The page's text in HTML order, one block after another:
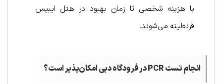
با هزینه شخصی تا زمان بهبود در هتل ایبیس
قرنطینه می‌شوند.
انجام تستPCR در فرودگاه دبی امکان‌پذیر است؟